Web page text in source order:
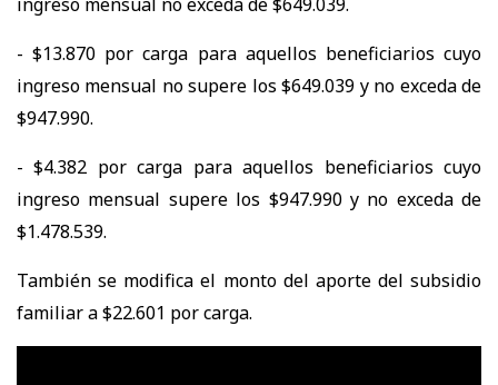
- $13.870 por carga para aquellos beneficiarios cuyo
ingreso mensual no supere los $649.039 y no exceda de
$947.990.
- $4.382 por carga para aquellos beneficiarios cuyo
ingreso mensual supere los $947.990 y no exceda de
$1.478.539.
También se modifica el monto del aporte del subsidio
familiar a $22.601 por carga.